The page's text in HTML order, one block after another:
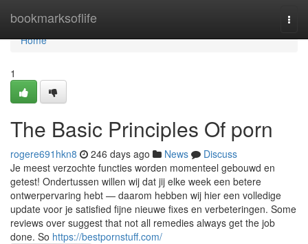
bookmarksoflife
Home
Home
1
The Basic Principles Of porn
rogere691hkn8 246 days ago News
Discuss
Je meest verzochte functies worden momenteel gebouwd en
getest! Ondertussen willen wij dat jij elke week een betere
ontwerpervaring hebt — daarom hebben wij hier een volledige
update voor je satisfied fijne nieuwe fixes en verbeteringen. Some
reviews over suggest that not all remedies always get the job
done. So https://bestpornstuff.com/